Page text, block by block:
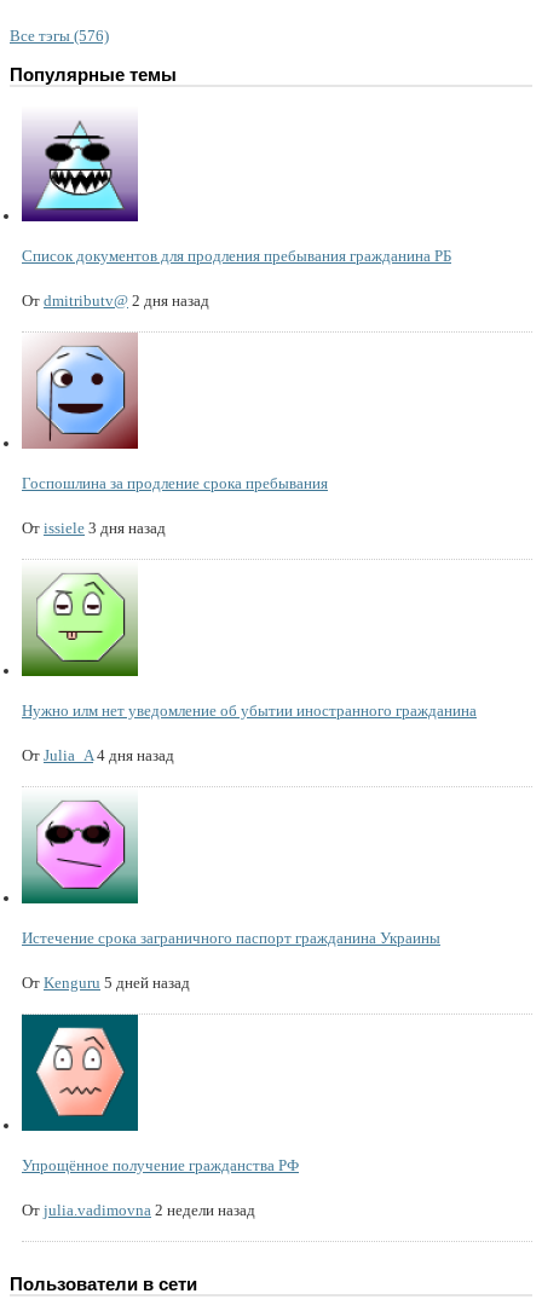
Все тэгы (576)
Популярные темы
Список документов для продления пребывания гражданина РБ
От dmitributv@ 2 дня назад
Госпошлина за продление срока пребывания
От issiele 3 дня назад
Нужно илм нет уведомление об убытии иностранного гражданина
От Julia_A 4 дня назад
Истечение срока заграничного паспорт гражданина Украины
От Kenguru 5 дней назад
Упрощённое получение гражданства РФ
От julia.vadimovna 2 недели назад
Пользователи в сети